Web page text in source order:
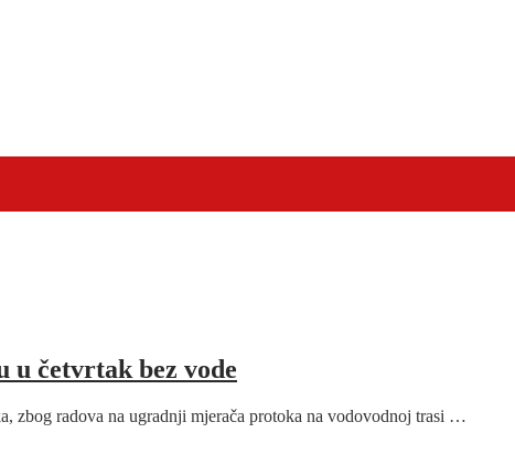
u četvrtak bez vode
zbog radova na ugradnji mjerača protoka na vodovodnoj trasi …